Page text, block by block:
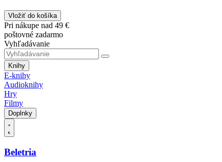
Vložiť do košíka
Pri nákupe nad 49 €
poštovné zadarmo
Vyhľadávanie
Knihy
E-knihy
Audioknihy
Hry
Filmy
Doplnky
Beletria